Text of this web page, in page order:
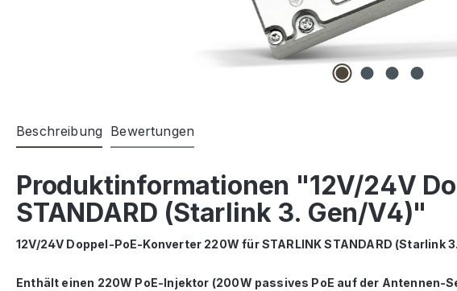
Beschreibung Bewertungen
Produktinformationen "12V/24V
STANDARD (Starlink 3. Gen/V4)"
12V/24V Doppel-PoE-Konverter 220W für STARLINK STANDARD (Starlink
Enthält einen 220W PoE-Injektor (200W passives PoE auf der Antennen-